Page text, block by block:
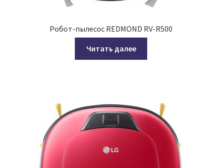
Робот-пылесос REDMOND RV-R500
Читать далее